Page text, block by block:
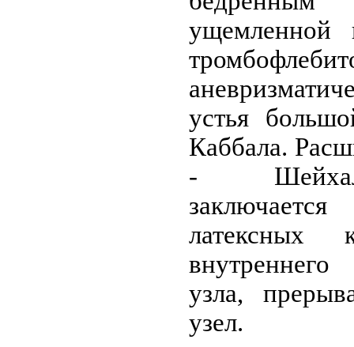
ущемленной
устья
Каббала.
-
узла,
узел.